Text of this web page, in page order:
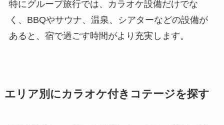
特にグループ旅行では、カラオケ設備だけでな
く、BBQやサウナ、温泉、シアターなどの設備が
あると、宿で過ごす時間がより充実します。
エリア別にカラオケ付きコテージを探す